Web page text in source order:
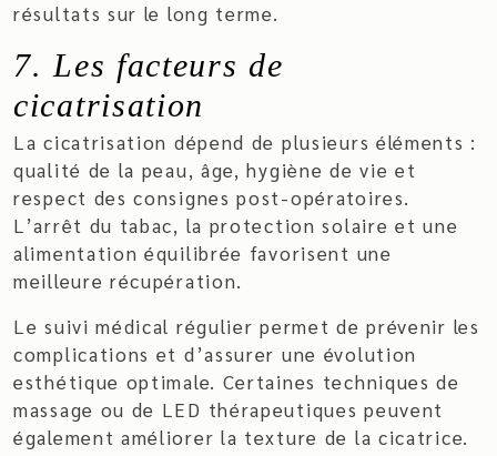
résultats sur le long terme.
7. Les facteurs de
cicatrisation
La cicatrisation dépend de plusieurs éléments :
qualité de la peau, âge, hygiène de vie et
respect des consignes post-opératoires.
L’arrêt du tabac, la protection solaire et une
alimentation équilibrée favorisent une
meilleure récupération.
Le suivi médical régulier permet de prévenir les
complications et d’assurer une évolution
esthétique optimale. Certaines techniques de
massage ou de LED thérapeutiques peuvent
également améliorer la texture de la cicatrice.